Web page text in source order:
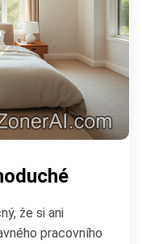
že si ani
pracovního